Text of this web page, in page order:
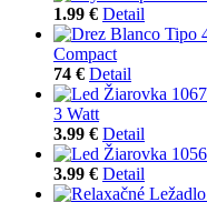
1.99 € Detail
Compact
74 € Detail
3 Watt
3.99 € Detail
3.99 € Detail